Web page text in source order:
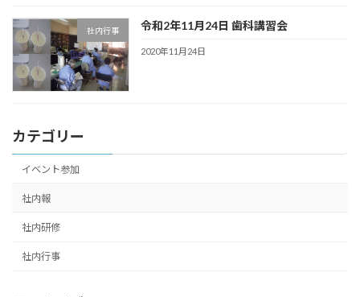
社内行事 令和2年11月24日 歯科講習会
2020年11月24日
カテゴリー
イベント参加
社内報
社内研修
社内行事